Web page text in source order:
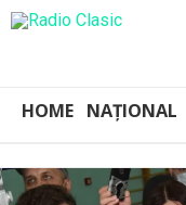
HOME NAȚIONAL